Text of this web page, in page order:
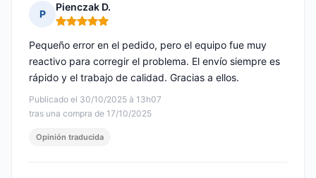
P
Pienczak D.
Nota: 5 de 5
Publicado el 30/10/2025 à 13h07
tras una compra de 17/10/2025
Pequeño error en el pedido, pero el equipo fue muy
reactivo para corregir el problema. El envío siempre es
rápido y el trabajo de calidad. Gracias a ellos.
Opinión traducida